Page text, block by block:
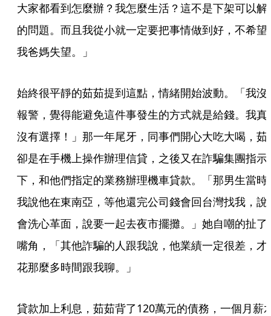
大家都看到怎麼辦？我怎麼生活？這不是下架可以解
的問題。而且我從小就一定要把事情做到好，不希望
我爸媽失望。」
始終很平靜的茹茹提到這點，情緒開始波動。「我沒
報警，覺得能避免這件事發生的方式就是給錢。我真
沒有選擇！」那一年尾牙，同事們開心大吃大喝，茹
卻是在手機上操作辦理信貸，之後又在詐騙集團指示
下，和他們指定的業務辦理機車貸款。「那男生當時
我說他在東南亞，等他還完公司錢會回台灣找我，說
會洗心革面，說要一起去夜市擺攤。」她自嘲的扯了
嘴角，「其他詐騙的人跟我說，他業績一定很差，才
花那麼多時間跟我聊。」
貸款加上利息，茹茹背了120萬元的債務，一個月薪